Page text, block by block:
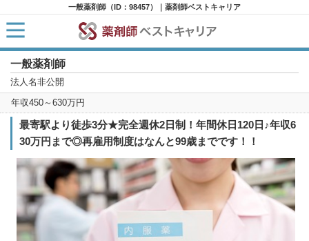
一般薬剤師（ID：98457）｜薬剤師ベストキャリア
一般薬剤師
法人名非公開
年収450～630万円
最寄駅より徒歩3分★完全週休2日制！年間休日120日♪年収6
30万円まで◎再雇用制度はなんと99歳までです！！
HOME
求人検索
新着求人
求人ランキング
キャリアアドバイザー紹介
コラム
転職支援サービスに申し込む